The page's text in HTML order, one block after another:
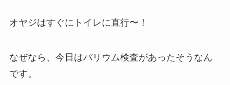
オヤジはすぐにトイレに直行〜！
なぜなら、今日はバリウム検査があったそうなん
です。